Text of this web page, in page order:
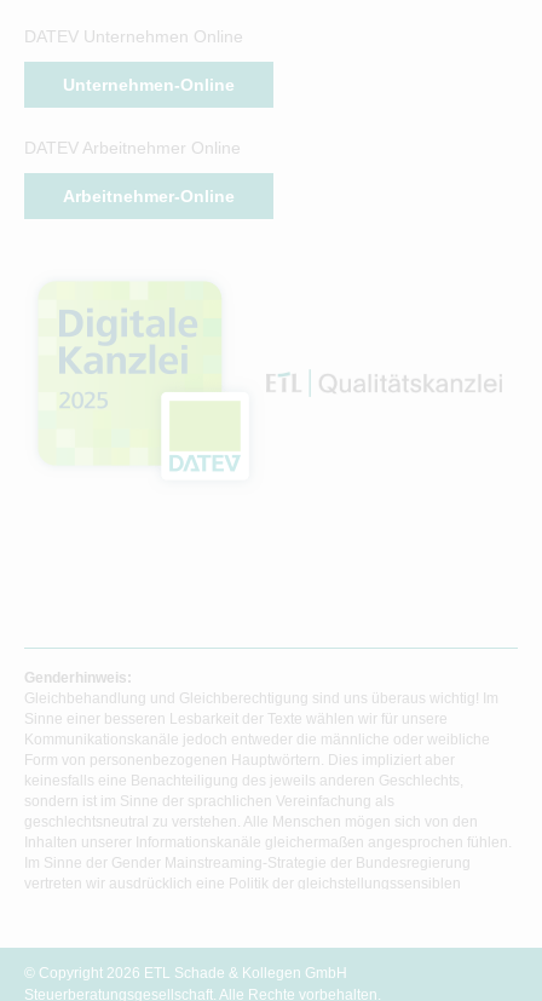
DATEV Unternehmen Online
Unternehmen-Online
DATEV Arbeitnehmer Online
Arbeitnehmer-Online
Genderhinweis:
Gleichbehandlung und Gleichberechtigung sind uns überaus wichtig! Im
Sinne einer besseren Lesbarkeit der Texte wählen wir für unsere
Kommunikationskanäle jedoch entweder die männliche oder weibliche
Form von personenbezogenen Hauptwörtern. Dies impliziert aber
keinesfalls eine Benachteiligung des jeweils anderen Geschlechts,
sondern ist im Sinne der sprachlichen Vereinfachung als
geschlechtsneutral zu verstehen. Alle Menschen mögen sich von den
Inhalten unserer Informationskanäle gleichermaßen angesprochen fühlen.
Im Sinne der Gender Mainstreaming-Strategie der Bundesregierung
vertreten wir ausdrücklich eine Politik der gleichstellungssensiblen
© Copyright 2026 ETL Schade & Kollegen GmbH
Steuerberatungsgesellschaft. Alle Rechte vorbehalten.